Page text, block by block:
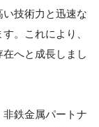
技術力と迅速な
。これにより、
へと成長しまし
鉄金属パートナ